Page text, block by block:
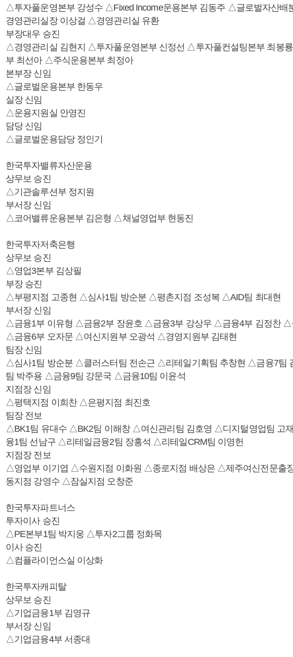
△투자풀운영본부 강성수 △Fixed Income운용본부 김동주 △글로벌자산배
경영관리실장 이상걸 △경영관리실 유환
부장대우 승진
△경영관리실 김현지 △투자풀운영본부 신정선 △투자풀컨설팅본부 최봉
부 최선아 △주식운용본부 최정아
본부장 신임
△글로벌운용본부 한동우
실장 신임
△운용지원실 안영진
담당 신임
△글로벌운용담당 정인기
한국투자밸류자산운용
상무보 승진
△기관솔루션부 정지원
부서장 신임
△코어밸류운용본부 김은형 △채널영업부 현동진
한국투자저축은행
상무보 승진
△영업3본부 김상필
부장 승진
△부평지점 고종현 △심사1팀 방순분 △평촌지점 조성복 △AID팀 최대현
부서장 신임
△금융1부 이유형 △금융2부 장윤호 △금융3부 강상우 △금융4부 김정찬 △
△금융6부 오자문 △여신지원부 오광석 △경영지원부 김태현
팀장 신임
△심사1팀 방순분 △클러스터팀 전손근 △리테일기획팀 추창현 △금융7팀
팀 박주용 △금융9팀 강문국 △금융10팀 이윤석
지점장 신임
△평택지점 이희찬 △은평지점 최진호
팀장 전보
△BK1팀 유대수 △BK2팀 이해창 △여신관리팀 김호영 △디지털영업팀 고
융1팀 선남구 △리테일금융2팀 장홍석 △리테일CRM팀 이영헌
지점장 전보
△영업부 이기엽 △수원지점 이화원 △종로지점 배상은 △제주여신전문출
동지점 강영수 △잠실지점 오창준
한국투자파트너스
투자이사 승진
△PE본부1팀 박지웅 △투자2그룹 정화목
이사 승진
△컴플라이언스실 이상화
한국투자캐피탈
상무보 승진
△기업금융1부 김영규
부서장 신임
△기업금융4부 서종대